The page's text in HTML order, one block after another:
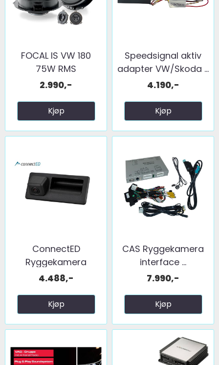
FOCAL IS VW 180
75W RMS
2.990,-
Kjøp
Speedsignal aktiv
adapter VW/Skoda ...
4.190,-
Kjøp
ConnectED
Ryggekamera
(håndtak) (CVBS) ...
4.488,-
Kjøp
CAS Ryggekamera
interface ...
7.990,-
Kjøp